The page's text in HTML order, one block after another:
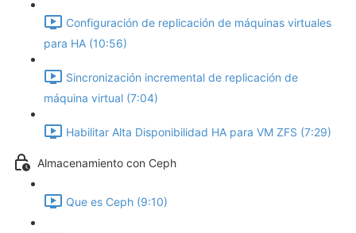
Configuración de replicación de máquinas virtuales
para HA (10:56)
Sincronización incremental de replicación de
máquina virtual (7:04)
Habilitar Alta Disponibilidad HA para VM ZFS (7:29)
Almacenamiento con Ceph
Que es Ceph (9:10)